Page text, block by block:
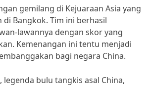
gemilang di Kejuaraan Asia yang
di Bangkok. Tim ini berhasil
lawannya dengan skor yang
Kemenangan ini tentu menjadi
bagi negara China.
legenda bulu tangkis asal China,